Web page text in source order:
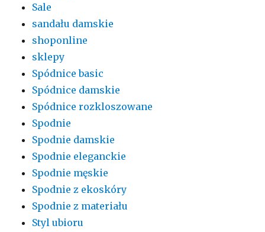
Sale
sandału damskie
shoponline
sklepy
Spódnice basic
Spódnice damskie
Spódnice rozkloszowane
Spodnie
Spodnie damskie
Spodnie eleganckie
Spodnie męskie
Spodnie z ekoskóry
Spodnie z materiału
Styl ubioru